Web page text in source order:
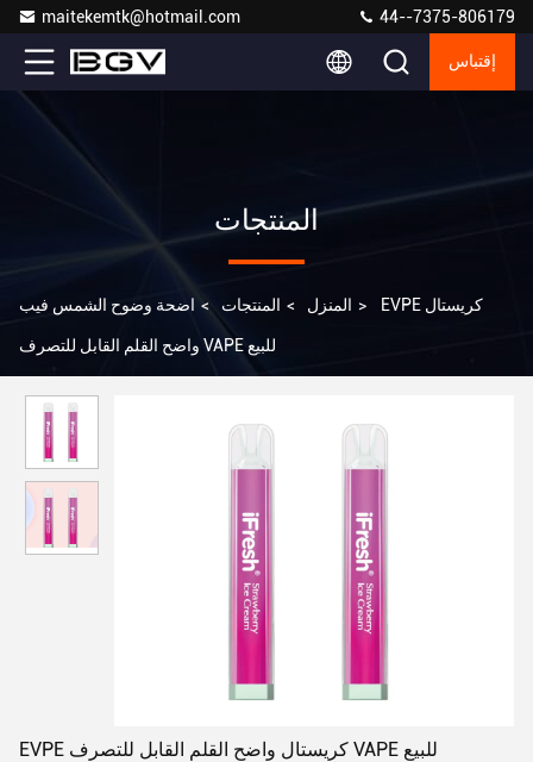
maitekemtk@hotmail.com 44--7375-806179
إقتباس
المنتجات
المنزل > المنتجات > اضحة وضوح الشمس فيب > EVPE كريستال
واضح القلم القابل للتصرف VAPE للبيع
EVPE كريستال واضح القلم القابل للتصرف VAPE للبيع